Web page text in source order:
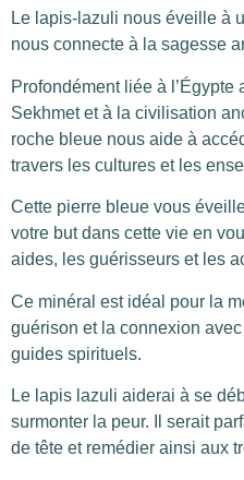
Le lapis-lazuli nous éveille à
nous connecte à la sagesse
Profondément liée à
Sekhmet et à la civilisation
roche bleue nous aide à
travers les cultures et les
Cette pierre bleue vous
votre but dans cette vie en
aides, les guérisseurs et les
Ce minéral est idéal pour la
guérison et la connexion
guides spirituels.
Le lapis lazuli aiderai à se
surmonter la peur. Il serait
de tête et remédier ainsi aux